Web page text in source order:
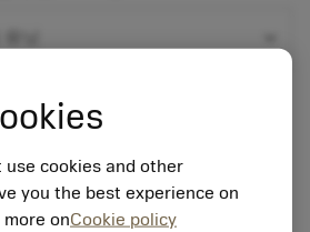
use cookies and other
you the best experience on
onCookie policy